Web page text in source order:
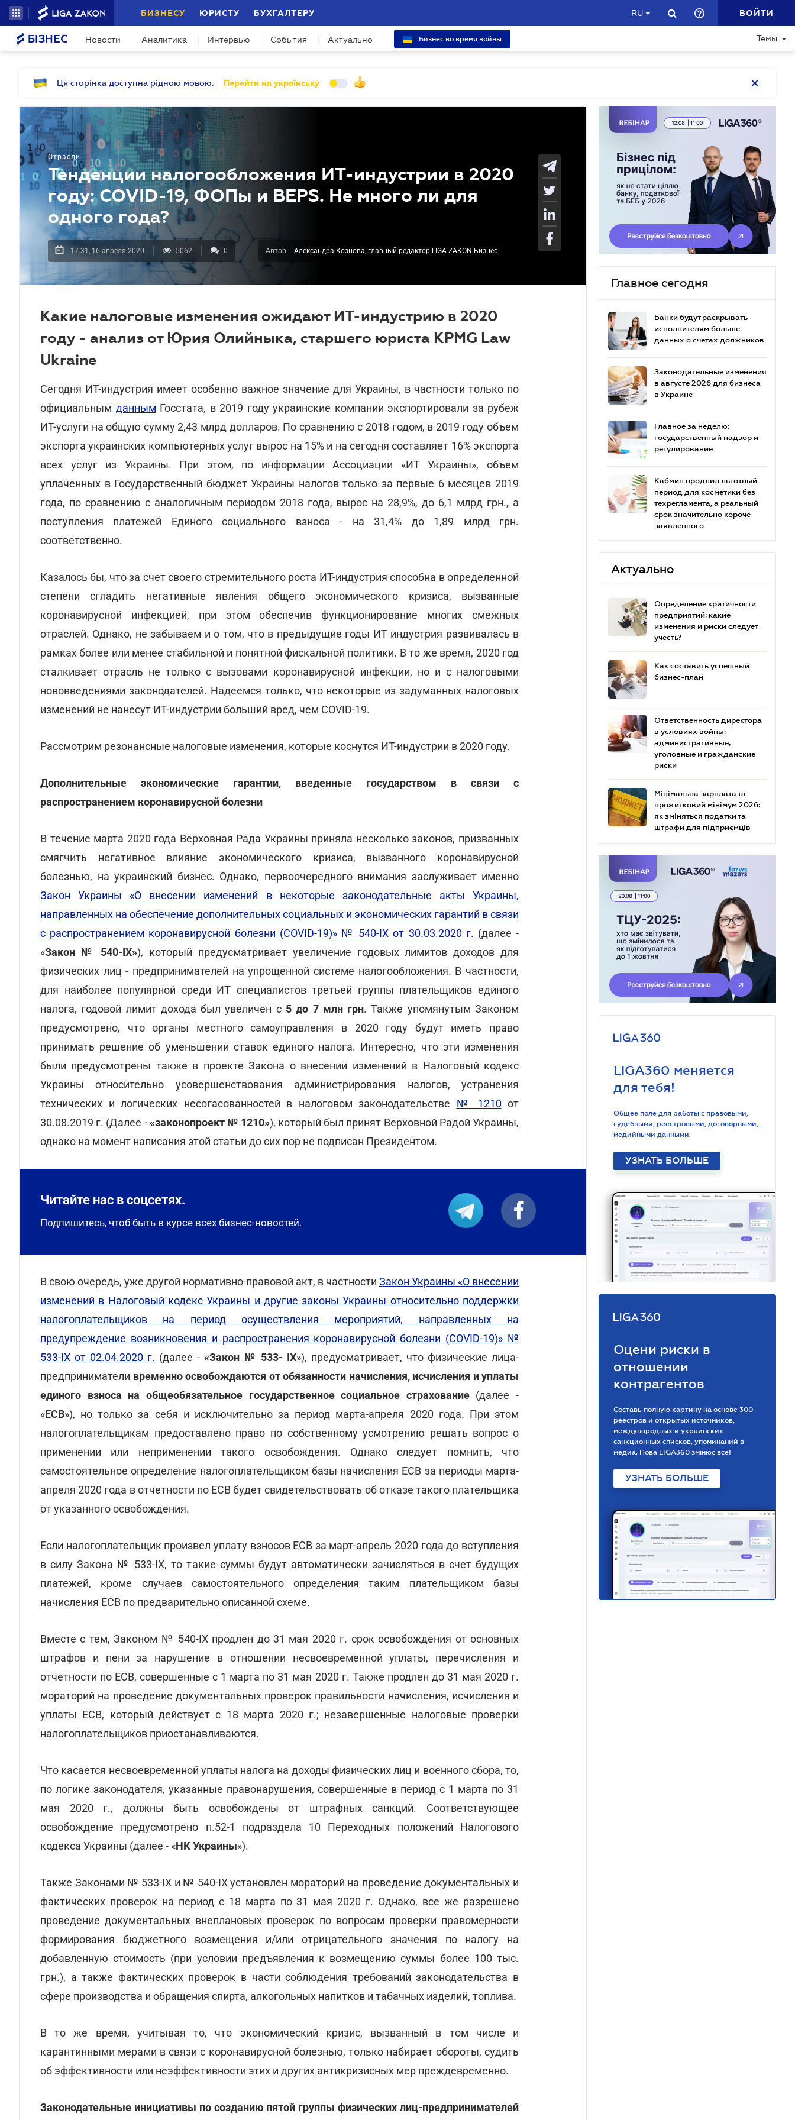
БИЗНЕСУ ЮРИСТУ БУХГАЛТЕРУ RU ВОЙТИ
БІЗНЕС Новости Аналитика Интервью События Актуально Бизнес во время войны Темы
Ця сторінка доступна рідною мовою. Перейти на українську
Отрасли
Тенденции налогообложения ИТ-индустрии в 2020
году: COVID-19, ФОПы и BEPS. Не много ли для
одного года?
17.31, 16 апреля 2020 5062 0 Автор: Александра Кознова, главный редактор LIGA ZAKON Бизнес
Какие налоговые изменения ожидают ИТ-индустрию в 2020
году - анализ от Юрия Олийныка, старшего юриста KPMG Law
Ukraine
Сегодня ИТ-индустрия имеет особенно важное значение для Украины, в частности только по
официальным данным Госстата, в 2019 году украинские компании экспортировали за рубеж
ИТ-услуги на общую сумму 2,43 млрд долларов. По сравнению с 2018 годом, в 2019 году объем
экспорта украинских компьютерных услуг вырос на 15% и на сегодня составляет 16% экспорта
всех услуг из Украины. При этом, по информации Ассоциации «ИТ Украины», объем
уплаченных в Государственный бюджет Украины налогов только за первые 6 месяцев 2019
года, по сравнению с аналогичным периодом 2018 года, вырос на 28,9%, до 6,1 млрд грн., а
поступления платежей Единого социального взноса - на 31,4% до 1,89 млрд грн.
соответственно.
Казалось бы, что за счет своего стремительного роста ИТ-индустрия способна в определенной
степени сгладить негативные явления общего экономического кризиса, вызванные
коронавирусной инфекцией, при этом обеспечив функционирование многих смежных
отраслей. Однако, не забываем и о том, что в предыдущие годы ИТ индустрия развивалась в
рамках более или менее стабильной и понятной фискальной политики. В то же время, 2020 год
сталкивает отрасль не только с вызовами коронавирусной инфекции, но и с налоговыми
нововведениями законодателей. Надеемся только, что некоторые из задуманных налоговых
изменений не нанесут ИТ-индустрии больший вред, чем COVID-19.
Рассмотрим резонансные налоговые изменения, которые коснутся ИТ-индустрии в 2020 году.
Дополнительные экономические гарантии, введенные государством в связи с
распространением коронавирусной болезни
В течение марта 2020 года Верховная Рада Украины приняла несколько законов, призванных
смягчить негативное влияние экономического кризиса, вызванного коронавирусной
болезнью, на украинский бизнес. Однако, первоочередного внимания заслуживает именно
Закон Украины «О внесении изменений в некоторые законодательные акты Украины,
направленных на обеспечение дополнительных социальных и экономических гарантий в связи
с распространением коронавирусной болезни (COVID-19)» № 540-IX от 30.03.2020 г. (далее -
«Закон № 540-IX»), который предусматривает увеличение годовых лимитов доходов для
физических лиц - предпринимателей на упрощенной системе налогообложения. В частности,
для наиболее популярной среди ИТ специалистов третьей группы плательщиков единого
налога, годовой лимит дохода был увеличен с 5 до 7 млн грн. Также упомянутым Законом
предусмотрено, что органы местного самоуправления в 2020 году будут иметь право
принимать решение об уменьшении ставок единого налога. Интересно, что эти изменения
были предусмотрены также в проекте Закона о внесении изменений в Налоговый кодекс
Украины относительно усовершенствования администрирования налогов, устранения
технических и логических несогасованностей в налоговом законодательстве № 1210от
30.08.2019 г. (Далее -«законопроект № 1210»), который был принят Верховной Радой Украины,
однако на момент написания этой статьи до сих пор не подписан Президентом.
Читайте нас в соцсетях.
Подпишитесь, чтоб быть в курсе всех бизнес-новостей.
В свою очередь, уже другой нормативно-правовой акт, в частности Закон Украины «О внесении
изменений в Налоговый кодекс Украины и другие законы Украины относительно поддержки
налогоплательщиков на период осуществления мероприятий, направленных на
предупреждение возникновения и распространения коронавирусной болезни (COVID-19)» №
533-IX от 02.04.2020 г. (далее -«Закон № 533- ІХ»), предусматривает, что физические лица-
предприниматели временно освобождаются от обязанности начисления, исчисления и уплаты
единого взноса на общеобязательное государственное социальное страхование(далее -
«ЕСВ»), но только за себя и исключительно за период марта-апреля 2020 года. При этом
налогоплательщикам предоставлено право по собственному усмотрению решать вопрос о
применении или неприменении такого освобождения. Однако следует помнить, что
самостоятельное определение налогоплательщиком базы начисления ЕСВ за периоды марта-
апреля 2020 года в отчетности по ЕСВ будет свидетельствовать об отказе такого плательщика
от указанного освобождения.
Если налогоплательщик произвел уплату взносов ЕСВ за март-апрель 2020 года до вступления
в силу Закона № 533-ІХ, то такие суммы будут автоматически зачисляться в счет будущих
платежей, кроме случаев самостоятельного определения таким плательщиком базы
начисления ЕСВ по предварительно описанной схеме.
Вместе с тем, Законом № 540-IX продлен до 31 мая 2020 г. срок освобождения от основных
штрафов и пени за нарушение в отношении несвоевременной уплаты, перечисления и
отчетности по ЕСВ, совершенные с 1 марта по 31 мая 2020 г. Также продлен до 31 мая 2020 г.
мораторий на проведение документальных проверок правильности начисления, исчисления и
уплаты ЕСВ, который действует с 18 марта 2020 г.; незавершенные налоговые проверки
налогоплательщиков приостанавливаются.
Что касается несвоевременной уплаты налога на доходы физических лиц и военного сбора, то,
по логике законодателя, указанные правонарушения, совершенные в период с 1 марта по 31
мая 2020 г., должны быть освобождены от штрафных санкций. Соответствующее
освобождение предусмотрено п.52-1 подраздела 10 Переходных положений Налогового
кодекса Украины (далее - «НК Украины»).
Также Законами № 533-IX и № 540-IX установлен мораторий на проведение документальных и
фактических проверок на период с 18 марта по 31 мая 2020 г. Однако, все же разрешено
проведение документальных внеплановых проверок по вопросам проверки правомерности
формирования бюджетного возмещения и/или отрицательного значения по налогу на
добавленную стоимость (при условии предъявления к возмещению суммы более 100 тыс.
грн.), а также фактических проверок в части соблюдения требований законодательства в
сфере производства и обращения спирта, алкогольных напитков и табачных изделий, топлива.
В то же время, учитывая то, что экономический кризис, вызванный в том числе и
карантинными мерами в связи с коронавирусной болезнью, только набирает обороты, судить
об эффективности или неэффективности этих и других антикризисных мер преждевременно.
Законодательные инициативы по созданию пятой группы физических лиц-предпринимателей
Главное сегодня
Банки будут раскрывать
исполнителям больше
данных о счетах должников
Законодательные изменения
в августе 2026 для бизнеса
в Украине
Главное за неделю:
государственный надзор и
регулирование
Кабмин продлил льготный
период для косметики без
техрегламента, а реальный
срок значительно короче
заявленного
Актуально
Определение критичности
предприятий: какие
изменения и риски следует
учесть?
Как составить успешный
бизнес-план
Ответственность директора
в условиях войны:
административные,
уголовные и гражданские
риски
Мінімальна зарплата та
прожитковий мінімум 2026:
як зміняться податки та
штрафи для підприємців
LIGA360 меняется
для тебя!
Общее поле для работы с правовыми,
судебными, реестровыми, договорными,
медийными данными.
УЗНАТЬ БОЛЬШЕ
Оцени риски в
отношении
контрагентов
Составь полную картину на основе 300
реестров и открытых источников,
международных и украинских
санкционных списков, упоминаний в
медиа. Нова LIGA360 змінює все!
УЗНАТЬ БОЛЬШЕ